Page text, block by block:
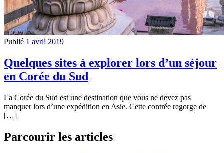
Publié 1 avril 2019
Quelques sites à explorer lors d’un séjour
en Corée du Sud
La Corée du Sud est une destination que vous ne devez pas
manquer lors d’une expédition en Asie. Cette contrée regorge de
[…]
Parcourir les articles